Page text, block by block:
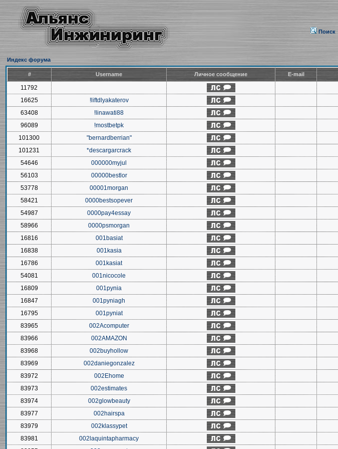
Поиск
Индекс форума
# Username Личное сообщение E-mail
11792
16625
!liftdlyakaterov
63408
!linawati88
96089
!mostbetpk
101300
"bernardberrian"
101231
*descargarcrack
54646
000000myjul
56103
00000bestlor
53778
00001morgan
58421
0000bestsopever
54987
0000pay4essay
58966
0000psmorgan
16816
001basiat
16838
001kasia
16786
001kasiat
54081
001nicocole
16809
001pynia
16847
001pyniagh
16795
001pyniat
83965
002Acomputer
83966
002AMAZON
83968
002buyhollow
83969
002daniegonzalez
83972
002Ehome
83973
002estimates
83974
002glowbeauty
83977
002hairspa
83979
002klassypet
83981
002laquintapharmacy